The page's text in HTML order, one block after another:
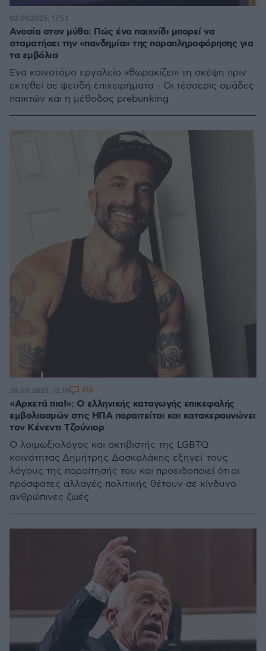
Ανοσία στον μύθο: Πώς ένα παιχνίδι μπορεί να
σταματήσει την «πανδημία» της παραπληροφόρησης για
τα εμβόλια
Ένα καινοτόμο εργαλείο «θωρακίζει» τη σκέψη πριν
εκτεθεί σε ψευδή επιχειρήματα - Οι τέσσερις ομάδες
παικτών και η μέθοδος prebunking
02.09.2025, 17:53
«Αρκετά πια!»: Ο ελληνικής καταγωγής επικεφαλής
εμβολιασμών στις ΗΠΑ παραιτείται και κατακεραυνώνει
τον Κένεντι Τζούνιορ
O λοιμωξιολόγος και ακτιβιστής της LGBTQ
κοινότητας Δημήτρης Δασκαλάκης εξηγεί τους
λόγους της παραίτησής του και προειδοποιεί ότι οι
πρόσφατες αλλαγές πολιτικής θέτουν σε κίνδυνο
ανθρώπινες ζωές
28.08.2025, 12:18 418